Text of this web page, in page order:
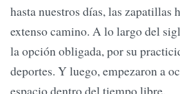
hasta nuestros días, las zapatillas
extenso camino. A lo largo del
la opción obligada, por su
deportes. Y luego, empezaron a
espacio dentro del tiempo libre.